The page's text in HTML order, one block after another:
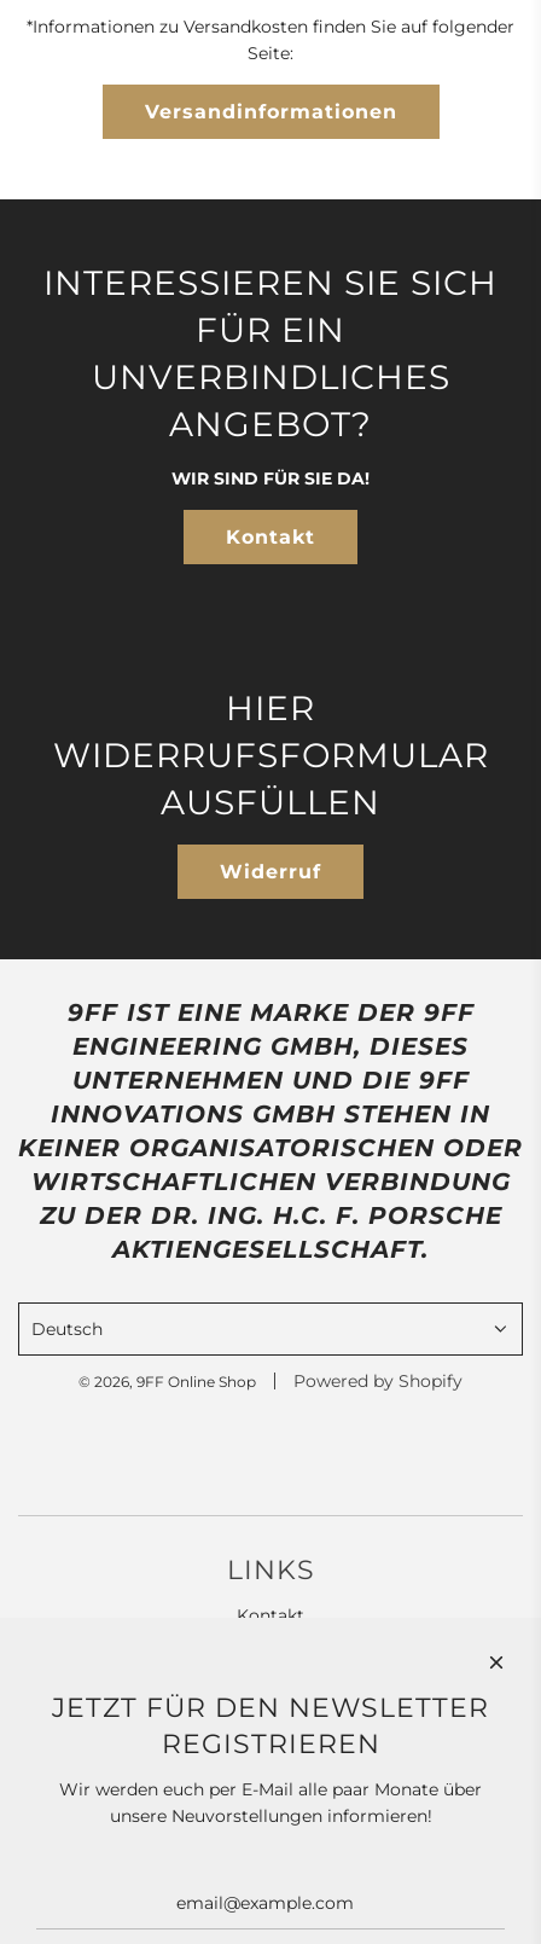
*Informationen zu Versandkosten finden Sie auf folgender
Seite:
Versandinformationen
INTERESSIEREN SIE SICH
FÜR EIN
UNVERBINDLICHES
ANGEBOT?
WIR SIND FÜR SIE DA!
Kontakt
HIER
WIDERRUFSFORMULAR
AUSFÜLLEN
Widerruf
9FF IST EINE MARKE DER 9FF
ENGINEERING GMBH, DIESES
UNTERNEHMEN UND DIE 9FF
INNOVATIONS GMBH STEHEN IN
KEINER ORGANISATORISCHEN ODER
WIRTSCHAFTLICHEN VERBINDUNG
ZU DER DR. ING. H.C. F. PORSCHE
AKTIENGESELLSCHAFT.
Deutsch
© 2026, 9FF Online Shop Powered by Shopify
LINKS
Kontakt
Datenschutz
Impressum
JETZT FÜR DEN NEWSLETTER
REGISTRIEREN
Wir werden euch per E-Mail alle paar Monate über
unsere Neuvorstellungen informieren!